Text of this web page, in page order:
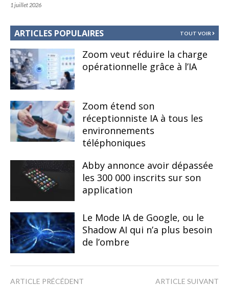
1 juillet 2026
ARTICLES POPULAIRES TOUT VOIR
Zoom veut réduire la charge
opérationnelle grâce à l’IA
Zoom étend son
réceptionniste IA à tous les
environnements
téléphoniques
Abby annonce avoir dépassée
les 300 000 inscrits sur son
application
Le Mode IA de Google, ou le
Shadow AI qui n’a plus besoin
de l’ombre
ARTICLE PRÉCÉDENT ARTICLE SUIVANT